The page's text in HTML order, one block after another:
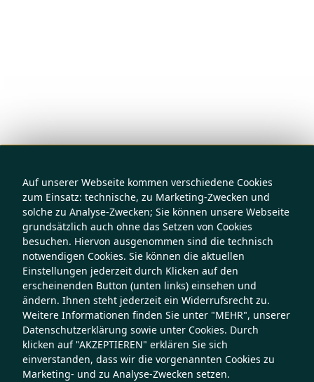
Auf unserer Webseite kommen verschiedene Cookies
zum Einsatz: technische, zu Marketing-Zwecken und
solche zu Analyse-Zwecken; Sie können unsere Webseite
grundsätzlich auch ohne das Setzen von Cookies
besuchen. Hiervon ausgenommen sind die technisch
notwendigen Cookies. Sie können die aktuellen
Einstellungen jederzeit durch Klicken auf den
erscheinenden Button (unten links) einsehen und
ändern. Ihnen steht jederzeit ein Widerrufsrecht zu.
Weitere Informationen finden Sie unter "MEHR", unserer
Datenschutzerklärung sowie unter Cookies. Durch
klicken auf "AKZEPTIEREN" erklären Sie sich
einverstanden, dass wir die vorgenannten Cookies zu
Marketing- und zu Analyse-Zwecken setzen.